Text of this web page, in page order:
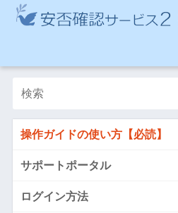
操作ガイドの使い方【必読】
サポートポータル
ログイン方法